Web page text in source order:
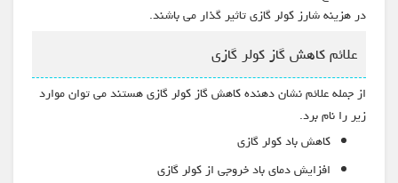
در هزینه شارز کولر گازی تاثیر گذار می باشند.
علائم کاهش گاز کولر گازی
از جمله علائم نشان دهنده کاهش گاز کولر گازی هستند می توان موارد
زیر را نام برد.
کاهش باد کولر گازی
افزایش دمای باد خروجی از کولر گازی